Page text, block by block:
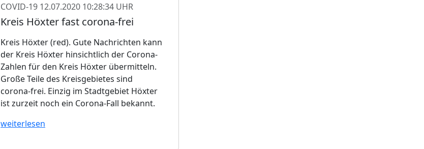
COVID-19 12.07.2020 10:28:34 UHR
Kreis Höxter fast corona-frei
Kreis Höxter (red). Gute Nachrichten kann
der Kreis Höxter hinsichtlich der Corona-
Zahlen für den Kreis Höxter übermitteln.
Große Teile des Kreisgebietes sind
corona-frei. Einzig im Stadtgebiet Höxter
ist zurzeit noch ein Corona-Fall bekannt.
weiterlesen